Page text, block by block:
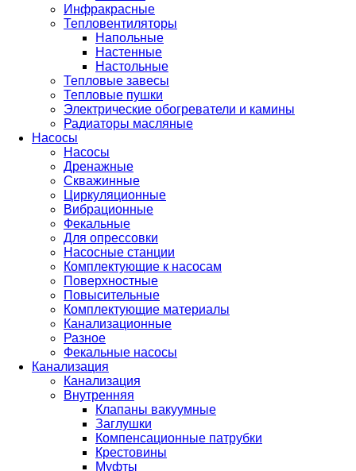
Инфракрасные
Тепловентиляторы
Напольные
Настенные
Настольные
Тепловые завесы
Тепловые пушки
Электрические обогреватели и камины
Радиаторы масляные
Насосы
Насосы
Дренажные
Скважинные
Циркуляционные
Вибрационные
Фекальные
Для опрессовки
Насосные станции
Комплектующие к насосам
Поверхностные
Повысительные
Комплектующие материалы
Канализационные
Разное
Фекальные насосы
Канализация
Канализация
Внутренняя
Клапаны вакуумные
Заглушки
Компенсационные патрубки
Крестовины
Муфты